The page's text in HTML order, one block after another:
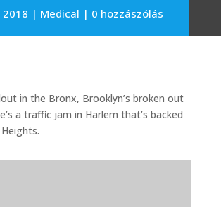
2018 Medical 0 hozzászólás
in the Bronx, Brooklyn’s broken out
a traffic jam in Harlem that’s backed